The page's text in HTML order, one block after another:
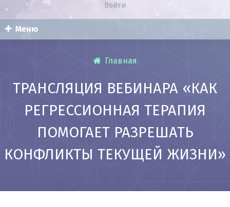
Войти
Меню
Главная
ТРАНСЛЯЦИЯ ВЕБИНАРА «КАК
РЕГРЕССИОННАЯ ТЕРАПИЯ
ПОМОГАЕТ РАЗРЕШАТЬ
КОНФЛИКТЫ ТЕКУЩЕЙ ЖИЗНИ»